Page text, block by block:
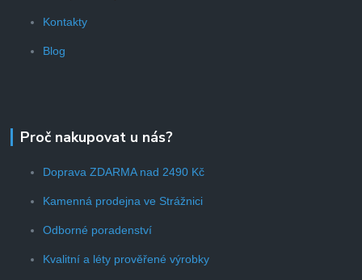
Kontakty
Blog
Proč nakupovat u nás?
Doprava ZDARMA nad 2490 Kč
Kamenná prodejna ve Strážnici
Odborné poradenství
Kvalitní a léty prověřené výrobky